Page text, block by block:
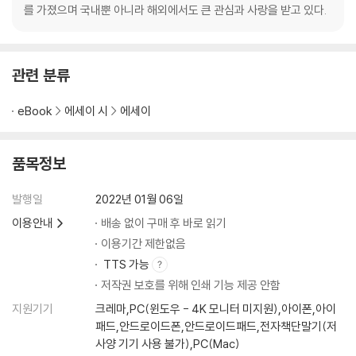
물숨을 쉬는 사람들 <해녀도>
제주엔 무지개 학교가 있다 <무지개 학교>
너와 나의 바다 <김녕바다>
월령리의 노란 선인장 <무명천 할머니>
사라진 상괭이 <상괭이>
네 번째 선물, 슬기로운 섬 생활
캠핑이 좋아 <캠핑>
보라 비 내리는 날 <보라비>
나의 제주 작업실 <제주 작업실>
숲에서 만난 한 줄기 빛 <사려니숲>
다 함께 놀멍 쉬멍 <유유자적>
를 가졌으며 국내뿐 아니라 해외에서도 큰 관심과 사랑을 받고 있다.
관련 분류
eBook 에세이 시 에세이
품목정보
발행일
2022년 01월 06일
이용안내
배송 없이 구매 후 바로 읽기
이용기간 제한없음
TTS 가능
저작권 보호를 위해 인쇄 기능 제공 안함
지원기기
크레마,PC(윈도우 - 4K 모니터 미지원),아이폰,아이
패드,안드로이드폰,안드로이드패드,전자책단말기(저
사양 기기 사용 불가),PC(Mac)